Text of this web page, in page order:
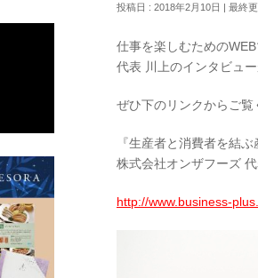
投稿日 : 2018年2月10日 最終
仕事を楽しむための
代表 川上のインタビュー
ぜひ下のリンクからご覧
『生産者と消費者を結
株式会社オンザフーズ
http://www.business-